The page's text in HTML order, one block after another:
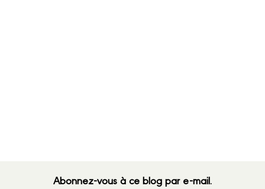
Abonnez-vous à ce blog par e-mail.